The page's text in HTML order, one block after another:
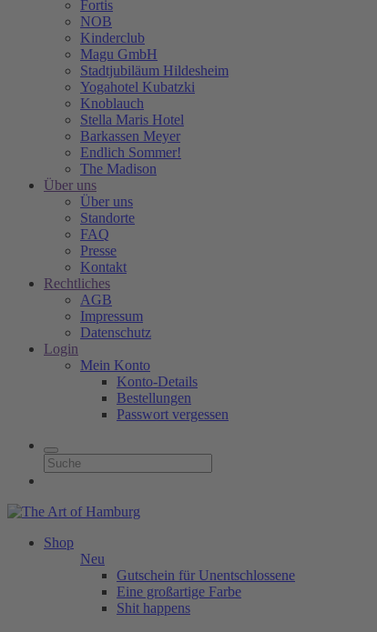
Fortis
NOB
Kinderclub
Magu GmbH
Stadtjubiläum Hildesheim
Yogahotel Kubatzki
Knoblauch
Stella Maris Hotel
Barkassen Meyer
Endlich Sommer!
The Madison
Über uns
Über uns
Standorte
FAQ
Presse
Kontakt
Rechtliches
AGB
Impressum
Datenschutz
Login
Mein Konto
Konto-Details
Bestellungen
Passwort vergessen
Shop
Neu
Gutschein für Unentschlossene
Eine großartige Farbe
Shit happens